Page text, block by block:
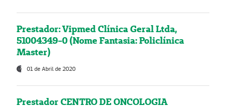
Prestador: Vipmed Clínica Geral Ltda,
51004349-0 (Nome Fantasia: Policlínica
Master)
01 de Abril de 2020
Prestador CENTRO DE ONCOLOGIA